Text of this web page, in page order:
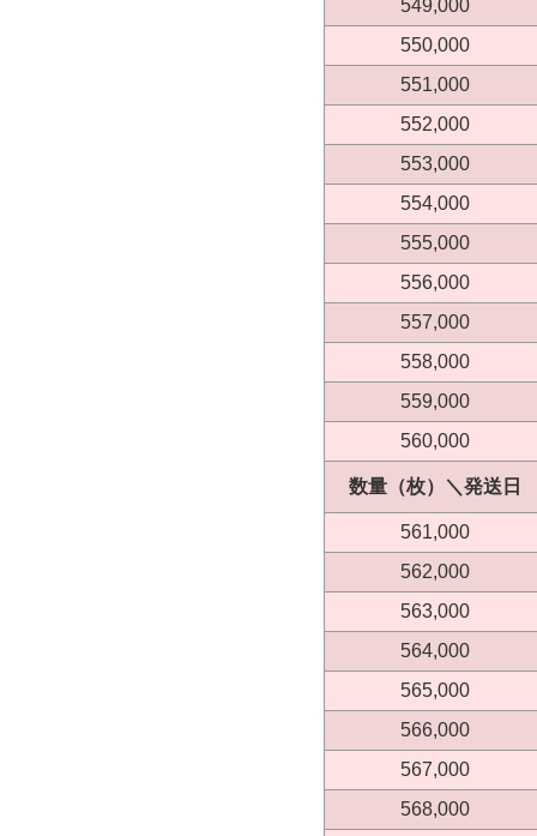
549,000
550,000
551,000
552,000
553,000
554,000
555,000
556,000
557,000
558,000
559,000
560,000
数量（枚）＼発送日
561,000
562,000
563,000
564,000
565,000
566,000
567,000
568,000